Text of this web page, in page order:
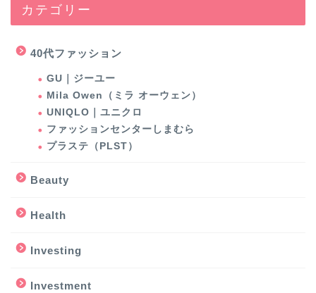
カテゴリー
40代ファッション
GU｜ジーユー
Mila Owen（ミラ オーウェン）
UNIQLO｜ユニクロ
ファッションセンターしまむら
プラステ（PLST）
Beauty
Health
Investing
Investment